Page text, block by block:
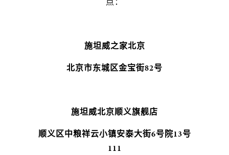
施坦威之家北京
北京市东城区金宝街82号
施坦威北京顺义旗舰店
顺义区中粮祥云小镇安泰大街6号院13号
111